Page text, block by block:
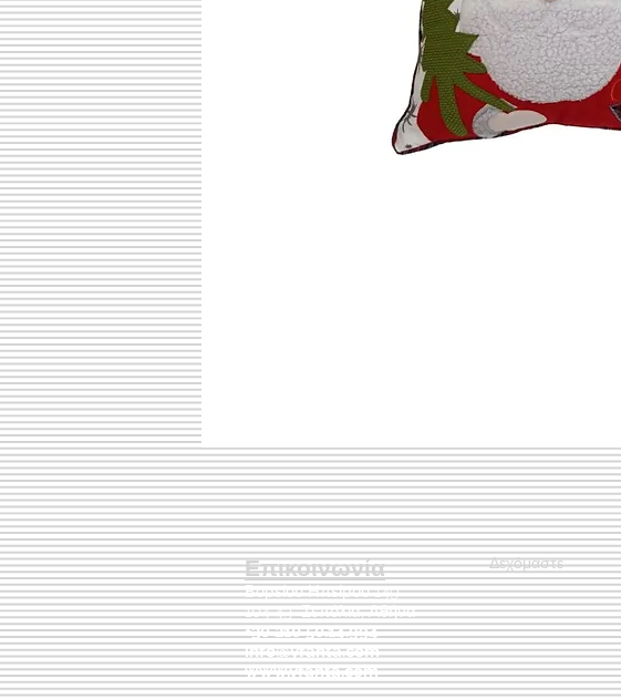
Επικοινωνία
Βορείου Ηπείρου 149
104 43Σεπόλια,Αθήνα
+30 210 50.14.994
info@yfanta.com
www.yfanta.com
Δεχόμαστε